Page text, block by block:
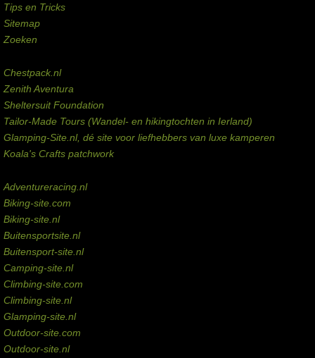
Tips en Tricks
Sitemap
Zoeken
Chestpack.nl
Zenith Aventura
Sheltersuit Foundation
Tailor-Made Tours (Wandel- en hikingtochten in Ierland)
Glamping-Site.nl, dé site voor liefhebbers van luxe kamperen
Koala's Crafts patchwork
Adventureracing.nl
Biking-site.com
Biking-site.nl
Buitensportsite.nl
Buitensport-site.nl
Camping-site.nl
Climbing-site.com
Climbing-site.nl
Glamping-site.nl
Outdoor-site.com
Outdoor-site.nl